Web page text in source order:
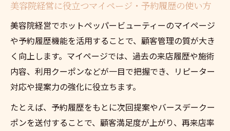
美容院経営に役立つマイページ・予約履歴の使い方
美容院経営でホットペッパービューティーのマイページ
や予約履歴機能を活用することで、顧客管理の質が大き
く向上します。マイページでは、過去の来店履歴や施術
内容、利用クーポンなどが一目で把握でき、リピーター
対応や提案力の強化に役立ちます。
たとえば、予約履歴をもとに次回提案やバースデークー
ポンを送付することで、顧客満足度が上がり、再来店率